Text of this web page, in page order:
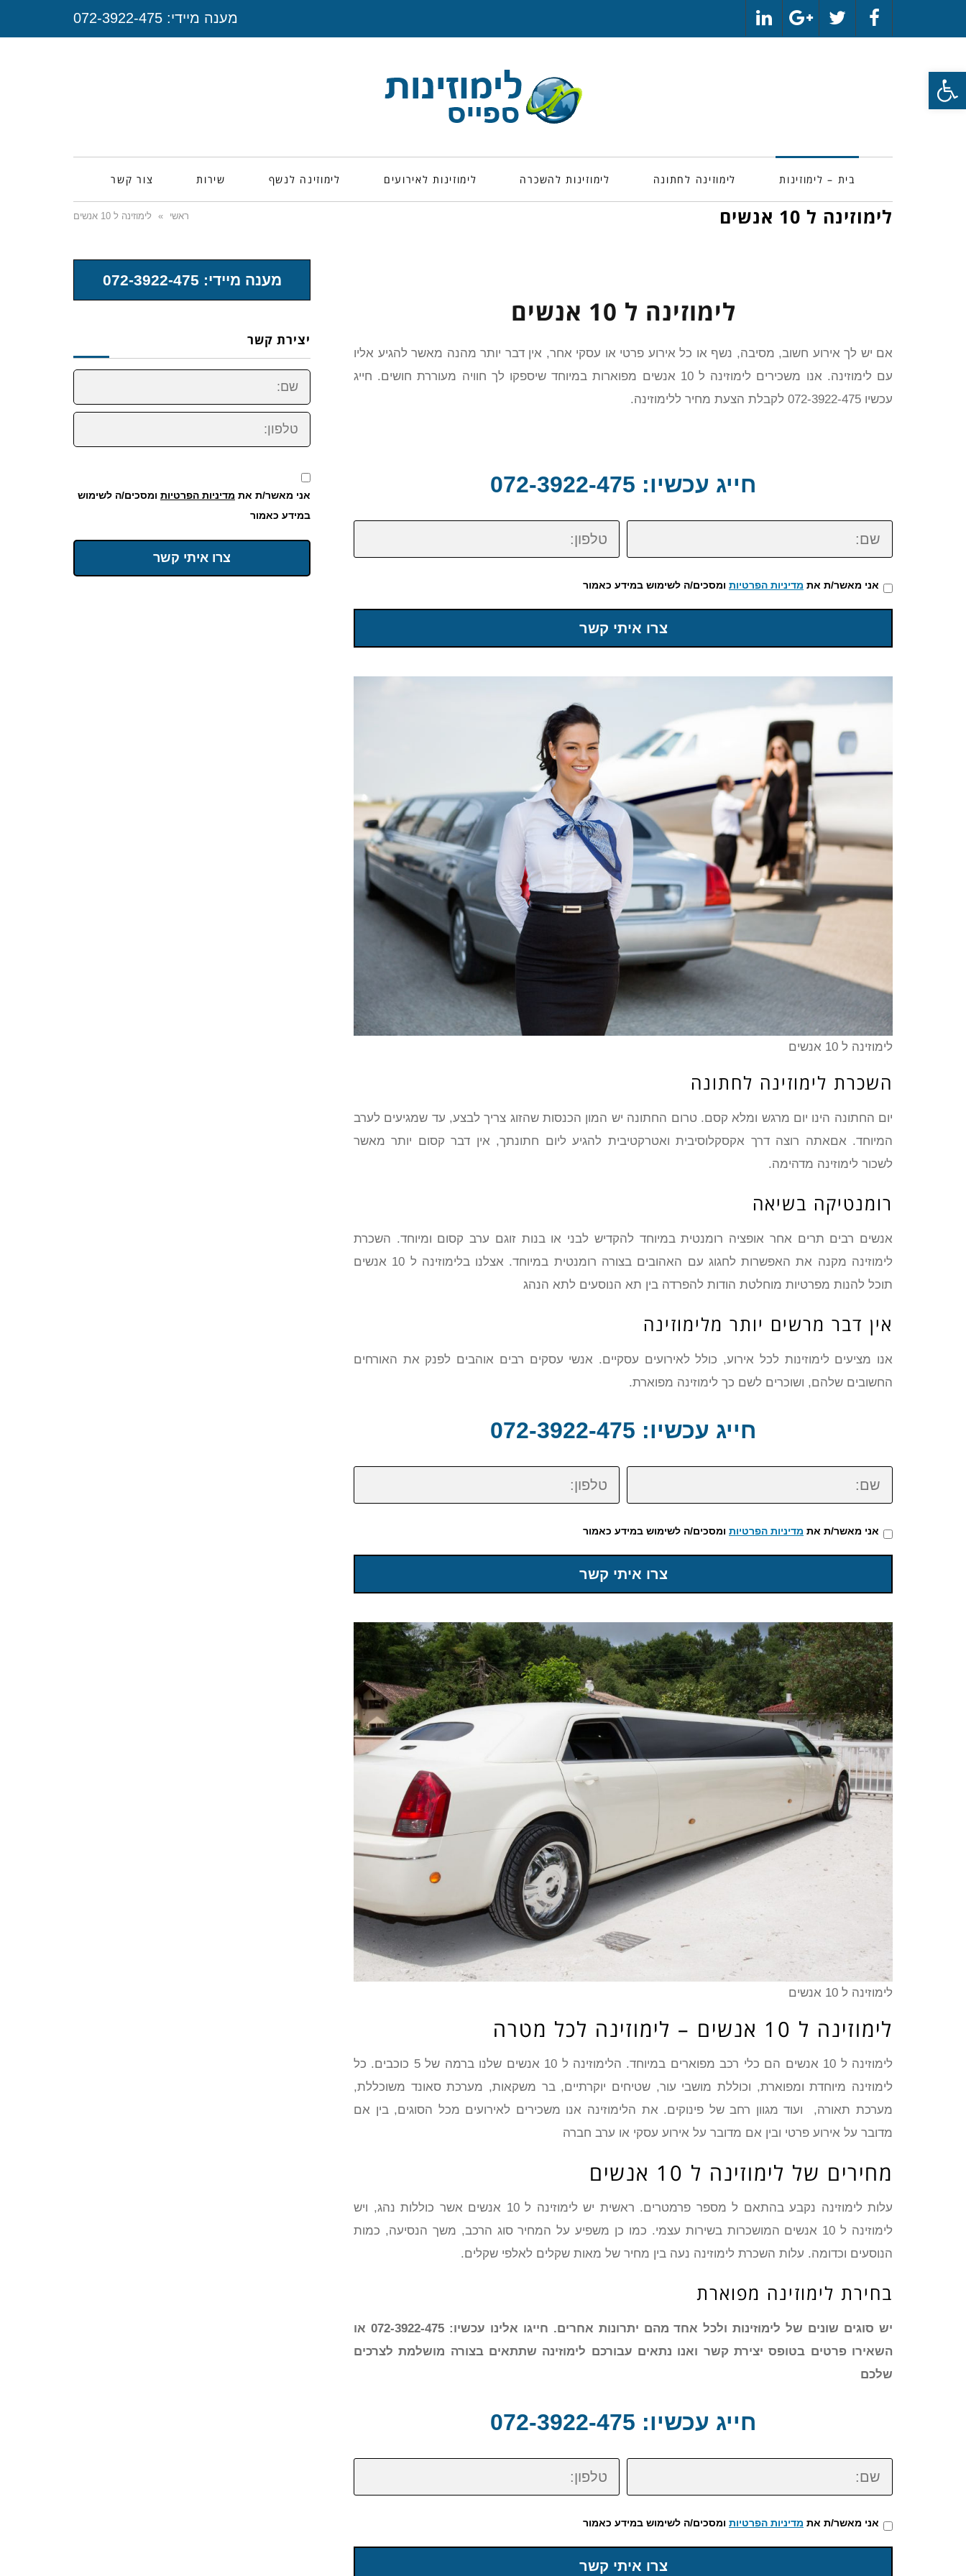
פתח סרגל נגישות
Facebook
Twitter
Google+
LinkedIn
מענה מיידי: 072-3922-475
בית – לימוזינות לימוזינה לחתונה לימוזינות להשכרה לימוזינות לאירועים לימוזינה לנשף שירות צור קשר
לימוזינה ל 10 אנשים ראשי » לימוזינה ל 10 אנשים
לימוזינה ל 10 אנשים
אם יש לך אירוע חשוב, מסיבה, נשף או כל אירוע פרטי או עסקי אחר, אין דבר יותר מהנה מאשר להגיע אליו
עם לימוזינה. אנו משכירים לימוזינה ל 10 אנשים מפוארות במיוחד שיספקו לך חוויה מעוררת חושים. חייג
עכשיו 072-3922-475 לקבלת הצעת מחיר ללימוזינה.
חייג עכשיו: 072-3922-475
שם: טלפון:
אני מאשר/ת את מדיניות הפרטיות ומסכים/ה לשימוש במידע כאמור
צרו איתי קשר
לימוזינה ל 10 אנשים
השכרת לימוזינה לחתונה
יום החתונה הינו יום מרגש ומלא קסם. טרום החתונה יש המון הכנסות שהזוג צריך לבצע, עד שמגיעים לערב
המיוחד. אםאתה רוצה דרך אקסקלוסיבית ואטרקטיבית להגיע ליום חתונתך, אין דבר קסום יותר מאשר
לשכור לימוזינה מדהימה.
רומנטיקה בשיאה
אנשים רבים תרים אחר אופציה רומנטית במיוחד להקדיש לבני או בנות זוגם ערב קסום ומיוחד. השכרת
לימוזינה מקנה את האפשרות לחגוג עם האהובים בצורה רומנטית במיוחד. אצלנו בלימוזינה ל 10 אנשים
תוכל להנות מפרטיות מוחלטת הודות להפרדה בין תא הנוסעים לתא הנהג
אין דבר מרשים יותר מלימוזינה
אנו מציעים לימוזינות לכל אירוע, כולל לאירועים עסקיים. אנשי עסקים רבים אוהבים לפנק את האורחים
החשובים שלהם, ושוכרים לשם כך לימוזינה מפוארת.
חייג עכשיו: 072-3922-475
שם: טלפון:
אני מאשר/ת את מדיניות הפרטיות ומסכים/ה לשימוש במידע כאמור
צרו איתי קשר
לימוזינה ל 10 אנשים
לימוזינה ל 10 אנשים – לימוזינה לכל מטרה
לימוזינה ל 10 אנשים הם כלי רכב מפוארים במיוחד. הלימוזינה ל 10 אנשים שלנו ברמה של 5 כוכבים. כל
לימוזינה מיוחדת ומפוארת, וכוללת מושבי עור, שטיחים יוקרתיים, בר משקאות, מערכת סאונד משוכללת,
מערכת תאורה, ועוד מגוון רחב של פינוקים. את הלימוזינה אנו משכירים לאירועים מכל הסוגים, בין אם
מדובר על אירוע פרטי ובין אם מדובר על אירוע עסקי או ערב חברה
מחירים של לימוזינה ל 10 אנשים
עלות לימוזינה נקבע בהתאם ל מספר פרמטרים. ראשית יש לימוזינה ל 10 אנשים אשר כוללות נהג, ויש
לימוזינה ל 10 אנשים המושכרות בשירות עצמי. כמו כן משפיע על המחיר סוג הרכב, משך הנסיעה, כמות
הנוסעים וכדומה. עלות השכרת לימוזינה נעה בין מחיר של מאות שקלים לאלפי שקלים.
בחירת לימוזינה מפוארת
יש סוגים שונים של לימוזינות ולכל אחד מהם יתרונות אחרים. חייגו אלינו עכשיו: 072-3922-475 או
השאירו פרטים בטופס יצירת קשר ואנו נתאים עבורכם לימוזינה שתתאים בצורה מושלמת לצרכים
שלכם
חייג עכשיו: 072-3922-475
שם: טלפון:
אני מאשר/ת את מדיניות הפרטיות ומסכים/ה לשימוש במידע כאמור
צרו איתי קשר
מענה מיידי: 072-3922-475
יצירת קשר
שם:
טלפון:
אני מאשר/ת את מדיניות הפרטיות ומסכים/ה לשימוש
במידע כאמור
צרו איתי קשר